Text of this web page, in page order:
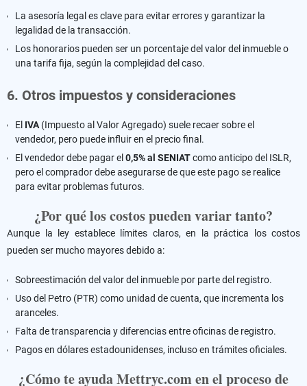
La asesoría legal es clave para evitar errores y garantizar la
legalidad de la transacción.
Los honorarios pueden ser un porcentaje del valor del inmueble o
una tarifa fija, según la complejidad del caso.
6. Otros impuestos y consideraciones
El IVA (Impuesto al Valor Agregado) suele recaer sobre el
vendedor, pero puede influir en el precio final.
El vendedor debe pagar el 0,5% al SENIATcomo anticipo del ISLR,
pero el comprador debe asegurarse de que este pago se realice
para evitar problemas futuros.
¿Por qué los costos pueden variar tanto?
Aunque la ley establece límites claros, en la práctica los costos
pueden ser mucho mayores debido a:
Sobreestimación del valor del inmueble por parte del registro.
Uso del Petro (PTR) como unidad de cuenta, que incrementa los
aranceles.
Falta de transparencia y diferencias entre oficinas de registro.
Pagos en dólares estadounidenses, incluso en trámites oficiales.
¿Cómo te ayuda Mettryc.com en el proceso de